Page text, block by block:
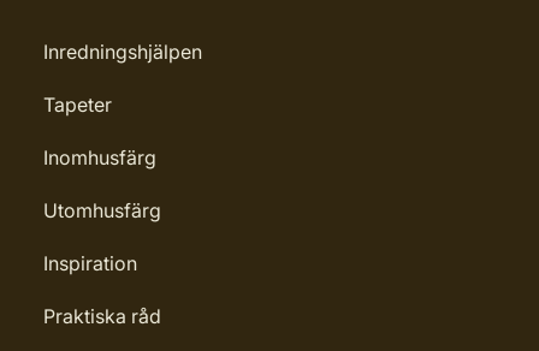
Inredningshjälpen
Tapeter
Inomhusfärg
Utomhusfärg
Inspiration
Praktiska råd